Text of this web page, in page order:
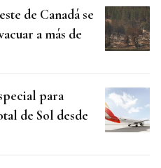
de Canadá se
a más de
para
de Sol desde